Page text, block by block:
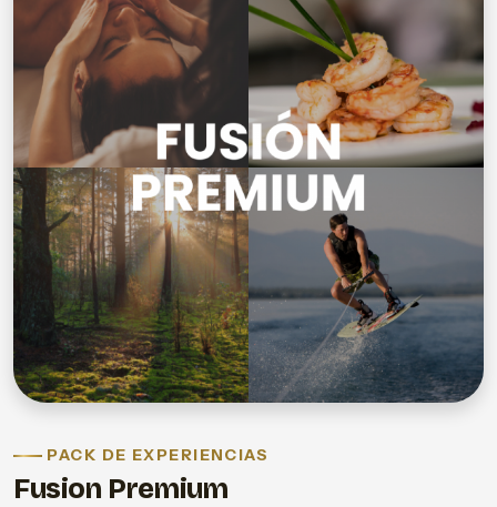
PACK DE EXPERIENCIAS
Fusion Premium